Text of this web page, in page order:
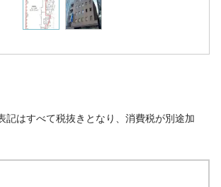
記はすべて税抜きとなり、消費税が別途加